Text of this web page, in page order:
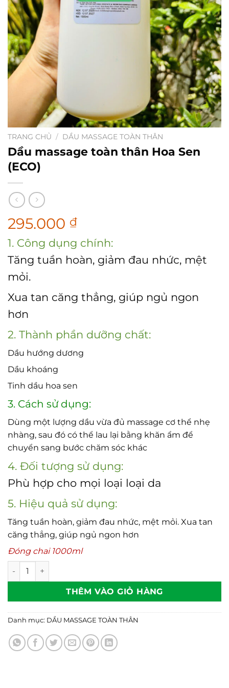
TRANG CHỦ / DẦU MASSAGE TOÀN THÂN
Dầu massage toàn thân Hoa Sen
(ECO)
295.000 ₫
1. Công dụng chính:
Tăng tuần hoàn, giảm đau nhức, mệt
mỏi.
Xua tan căng thẳng, giúp ngủ ngon
hơn
2. Thành phần dưỡng chất:
Dầu hướng dương
Dầu khoáng
Tinh dầu hoa sen
3. Cách sử dụng:
Dùng một lượng dầu vừa đủ massage cơ thể nhẹ
nhàng, sau đó có thể lau lại bằng khăn ẩm để
chuyển sang bước chăm sóc khác
4. Đối tượng sử dụng:
Phù hợp cho mọi loại loại da
5. Hiệu quả sử dụng:
Tăng tuần hoàn, giảm đau nhức, mệt mỏi. Xua tan
căng thẳng, giúp ngủ ngon hơn
Đóng chai 1000ml
Dầu massage toàn thân Hoa Sen (ECO) số lượng
THÊM VÀO GIỎ HÀNG
Danh mục: DẦU MASSAGE TOÀN THÂN